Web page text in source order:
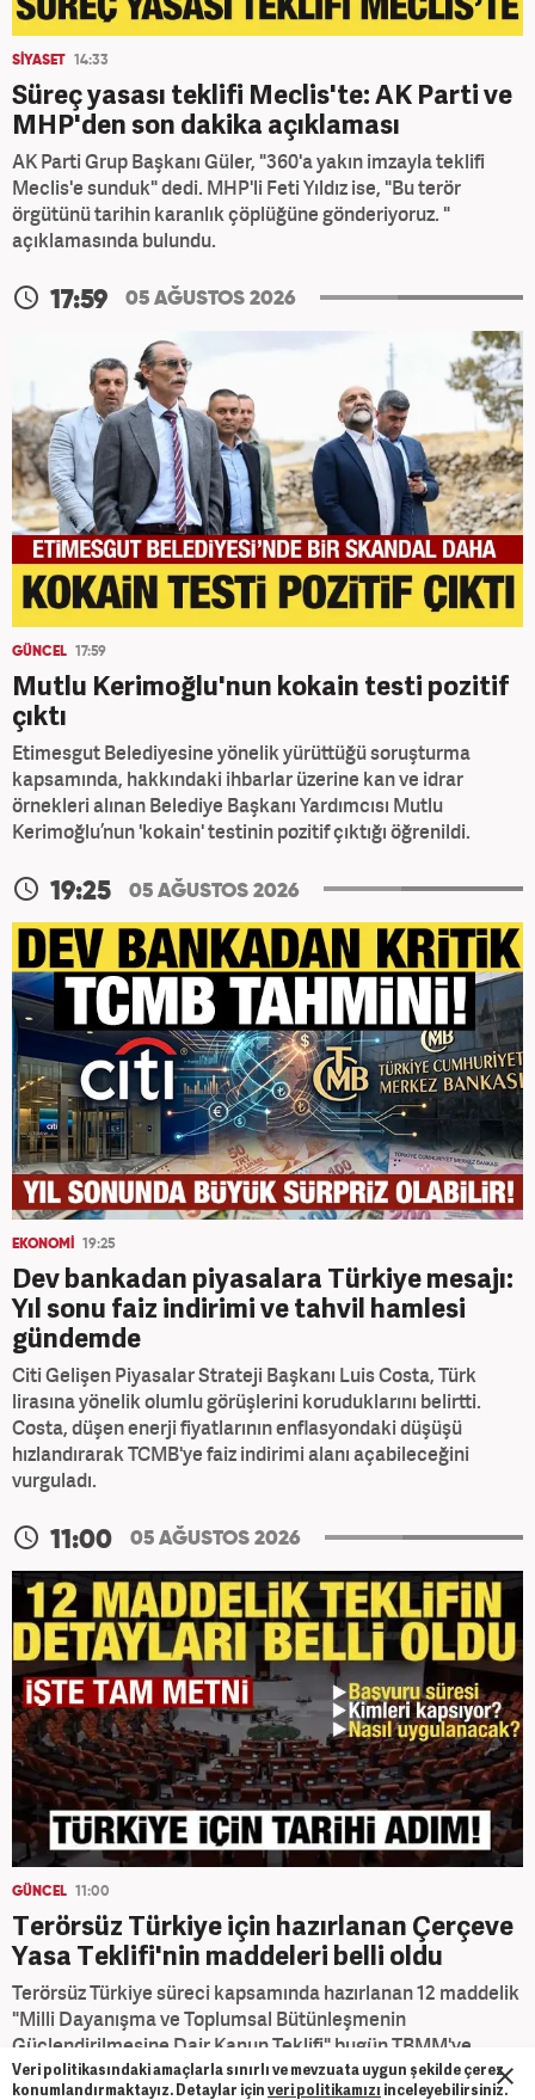
SİYASET 14:33
Süreç yasası teklifi Meclis'te: AK Parti ve
MHP'den son dakika açıklaması
AK Parti Grup Başkanı Güler, "360'a yakın imzayla teklifi
Meclis'e sunduk" dedi. MHP'li Feti Yıldız ise, "Bu terör
örgütünü tarihin karanlık çöplüğüne gönderiyoruz. "
açıklamasında bulundu.
17:59 05 AĞUSTOS 2026
GÜNCEL 17:59
Mutlu Kerimoğlu'nun kokain testi pozitif
çıktı
Etimesgut Belediyesine yönelik yürüttüğü soruşturma
kapsamında, hakkındaki ihbarlar üzerine kan ve idrar
örnekleri alınan Belediye Başkanı Yardımcısı Mutlu
Kerimoğlu’nun 'kokain' testinin pozitif çıktığı öğrenildi.
19:25 05 AĞUSTOS 2026
EKONOMİ 19:25
Dev bankadan piyasalara Türkiye mesajı:
Yıl sonu faiz indirimi ve tahvil hamlesi
gündemde
Citi Gelişen Piyasalar Strateji Başkanı Luis Costa, Türk
lirasına yönelik olumlu görüşlerini koruduklarını belirtti.
Costa, düşen enerji fiyatlarının enflasyondaki düşüşü
hızlandırarak TCMB'ye faiz indirimi alanı açabileceğini
vurguladı.
11:00 05 AĞUSTOS 2026
GÜNCEL 11:00
Terörsüz Türkiye için hazırlanan Çerçeve
Yasa Teklifi'nin maddeleri belli oldu
Terörsüz Türkiye süreci kapsamında hazırlanan 12 maddelik
"Milli Dayanışma ve Toplumsal Bütünleşmenin
Güçlendirilmesine Dair Kanun Teklifi" bugün TBMM'ye
sunulacak. Teklifin hafta sonuna kadar yasalaşması
Veri politikasındaki amaçlarla sınırlı ve mevzuata uygun şekilde çerez
konumlandırmaktayız. Detaylar içinveri politikamızı inceleyebilirsiniz.